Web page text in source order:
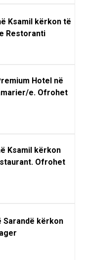
Ksamil kërkon të
Restoranti
Hotel në
e. Ofrohet
Ksamil kërkon
Ofrohet
Sarandë kërkon